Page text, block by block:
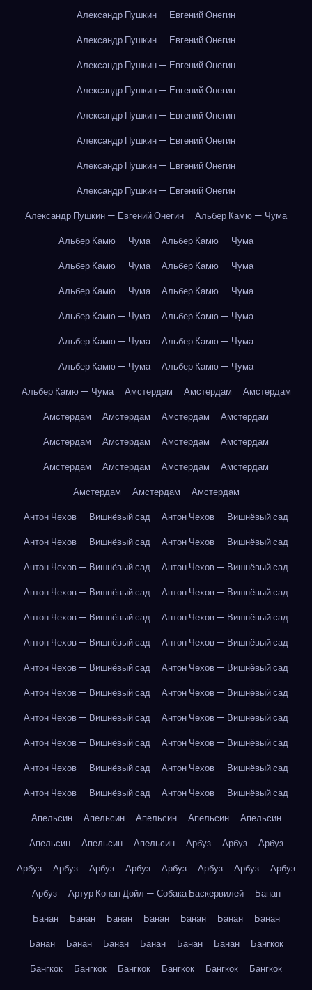
Александр Пушкин — Евгений Онегин
Александр Пушкин — Евгений Онегин
Александр Пушкин — Евгений Онегин
Александр Пушкин — Евгений Онегин
Александр Пушкин — Евгений Онегин
Александр Пушкин — Евгений Онегин
Александр Пушкин — Евгений Онегин
Александр Пушкин — Евгений Онегин
Александр Пушкин — Евгений Онегин
Альбер Камю — Чума
Альбер Камю — Чума
Альбер Камю — Чума
Альбер Камю — Чума
Альбер Камю — Чума
Альбер Камю — Чума
Альбер Камю — Чума
Альбер Камю — Чума
Альбер Камю — Чума
Альбер Камю — Чума
Альбер Камю — Чума
Альбер Камю — Чума
Альбер Камю — Чума
Альбер Камю — Чума
Амстердам Амстердам
Амстердам
Амстердам
Амстердам Амстердам
Амстердам
Амстердам
Амстердам Амстердам
Амстердам
Амстердам
Амстердам Амстердам
Амстердам
Амстердам
Амстердам
Амстердам
Антон Чехов — Вишнёвый сад
Антон Чехов — Вишнёвый сад
Антон Чехов — Вишнёвый сад
Антон Чехов — Вишнёвый сад
Антон Чехов — Вишнёвый сад
Антон Чехов — Вишнёвый сад
Антон Чехов — Вишнёвый сад
Антон Чехов — Вишнёвый сад
Антон Чехов — Вишнёвый сад
Антон Чехов — Вишнёвый сад
Антон Чехов — Вишнёвый сад
Антон Чехов — Вишнёвый сад
Антон Чехов — Вишнёвый сад
Антон Чехов — Вишнёвый сад
Антон Чехов — Вишнёвый сад
Антон Чехов — Вишнёвый сад
Антон Чехов — Вишнёвый сад
Антон Чехов — Вишнёвый сад
Антон Чехов — Вишнёвый сад
Антон Чехов — Вишнёвый сад
Антон Чехов — Вишнёвый сад
Антон Чехов — Вишнёвый сад
Антон Чехов — Вишнёвый сад
Антон Чехов — Вишнёвый сад
Апельсин
Апельсин Апельсин Апельсин
Апельсин
Апельсин
Апельсин Апельсин Арбуз Арбуз
Арбуз
Арбуз
Арбуз Арбуз Арбуз Арбуз Арбуз Арбуз
Арбуз
Арбуз
Артур Конан Дойл — Собака Баскервилей
Банан
Банан
Банан Банан Банан Банан Банан
Банан
Банан
Банан Банан Банан Банан Банан
Бангкок
Бангкок
Бангкок Бангкок Бангкок Бангкок
Бангкок